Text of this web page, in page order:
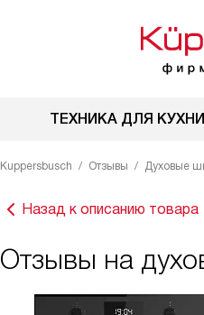
ТЕХНИКА ДЛЯ КУХНИ
Kuppersbusch Отзывы Духовые
Назад к описанию товара
Отзывы на